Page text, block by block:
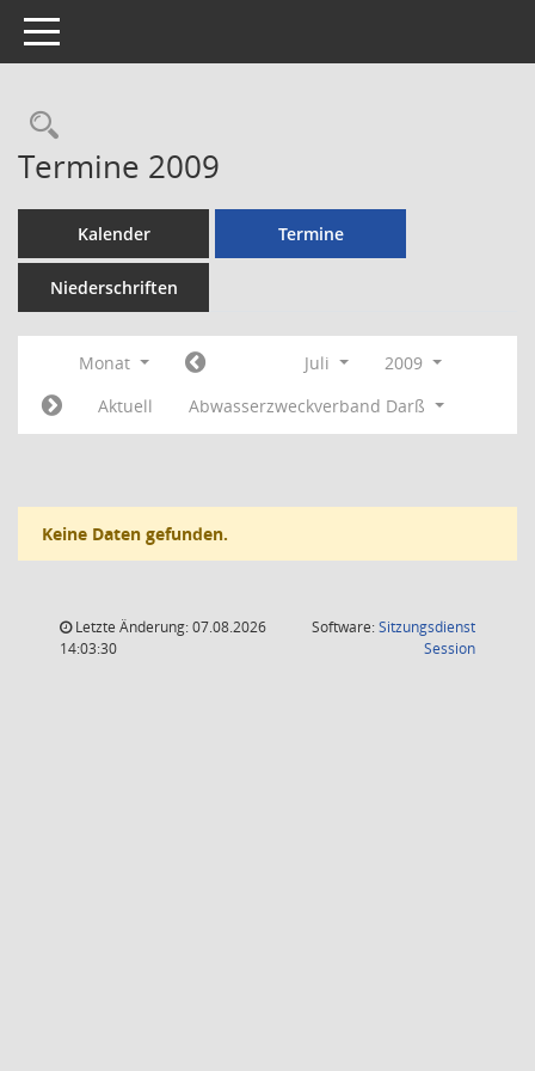
Toggle navigation
Rechercheauswahl
Termine 2009
Kalender Termine
Niederschriften
Monat Juli
2009
Aktuell
Abwasserzweckverband Darß
Keine Daten gefunden.
Letzte Änderung: 07.08.2026
14:03:30
Software:Sitzungsdienst
Session(Wird in